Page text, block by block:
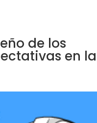
de los
en la